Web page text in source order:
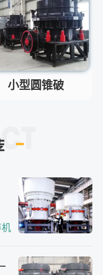
机在环保上达标吗？
均达到标准
砂机类型有哪些？
碎机，复合破，对辊制
制砂机等
小型圆锥破